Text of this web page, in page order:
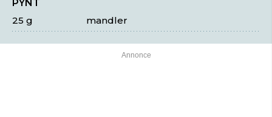
PYNT
mandler
25 g